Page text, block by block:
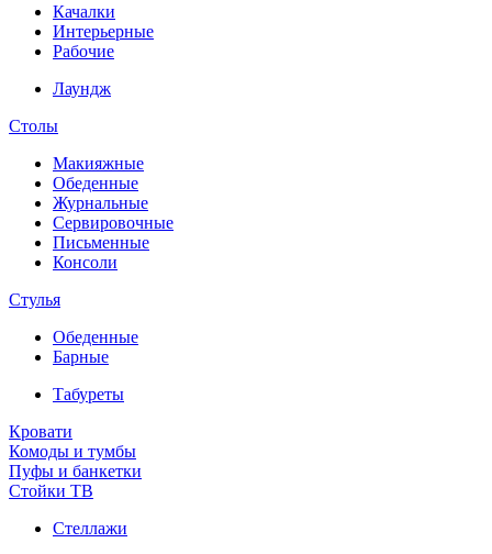
Качалки
Интерьерные
Рабочие
Лаундж
Столы
Макияжные
Обеденные
Журнальные
Сервировочные
Письменные
Консоли
Стулья
Обеденные
Барные
Табуреты
Кровати
Комоды и тумбы
Пуфы и банкетки
Стойки ТВ
Стеллажи